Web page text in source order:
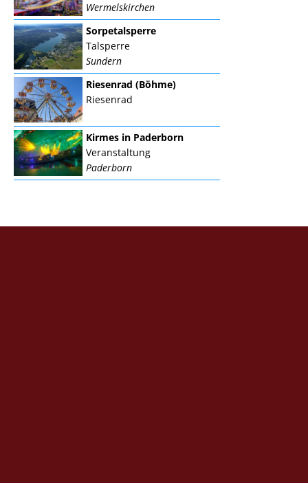
Wermelskirchen
Sorpetalsperre
Talsperre
Sundern
Riesenrad (Böhme)
Riesenrad
Kirmes in Paderborn
Veranstaltung
Paderborn